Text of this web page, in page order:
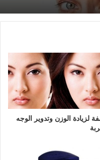
لزيادة الوزن وتدوير الوجه